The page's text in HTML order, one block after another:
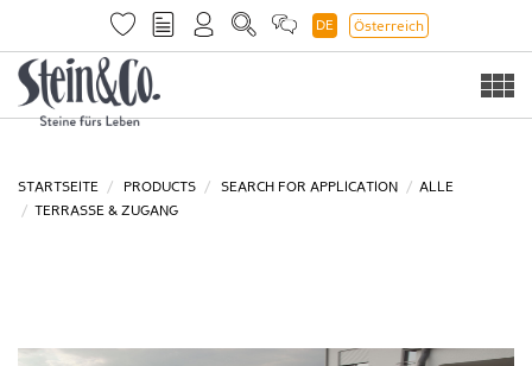
DE Österreich
STARTSEITE PRODUCTS SEARCH FOR APPLICATION
ALLE
TERRASSE & ZUGANG